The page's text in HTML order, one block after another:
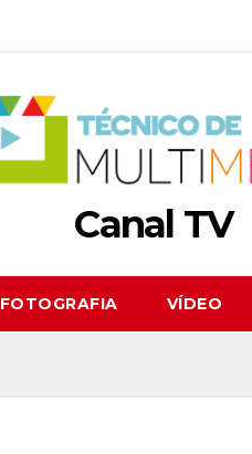
Canal TV
FOTOGRAFIA VÍDEO